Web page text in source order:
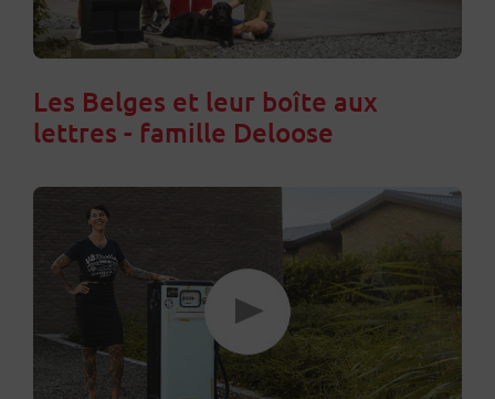
Les Belges et leur boîte aux
lettres - famille Deloose